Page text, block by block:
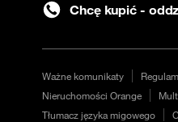
Chcę kupić -
Ważne komunikaty
Nieruchomości Orange
Tłumacz języka migowego